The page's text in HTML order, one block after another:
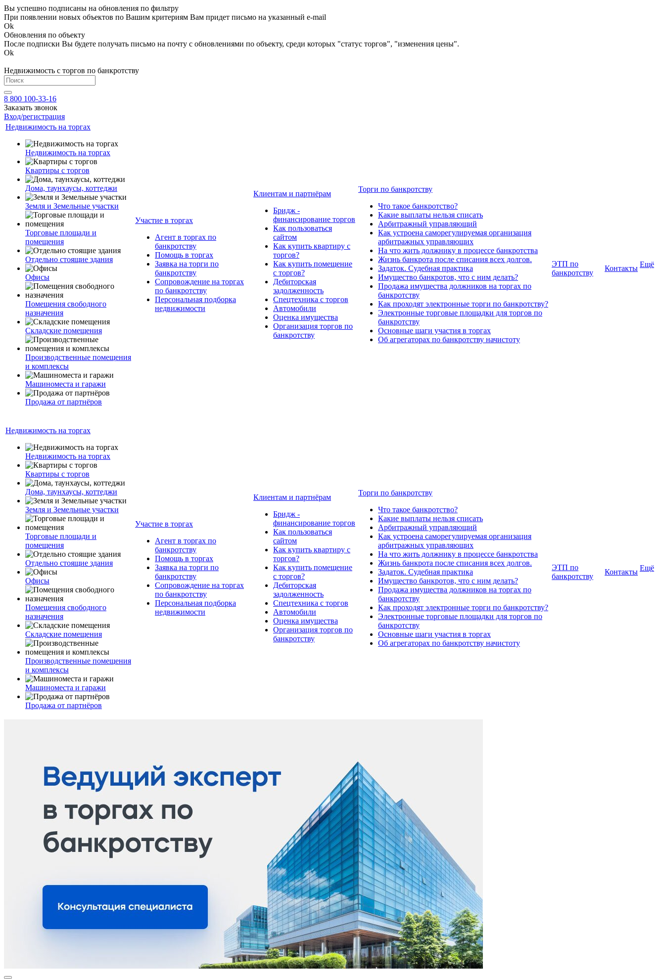
Вы успешно подписаны на обновления по фильтру
При появлении новых объектов по Вашим критериям Вам придет письмо на указанный e-mail
Ok
Обновления по объекту
После подписки Вы будете получать письмо на почту с обновлениями по объекту, среди которых "статус торгов", "изменения цены".
Ok
Недвижимость с торгов по банкротству
8 800 100-33-16
Заказать звонок
Вход/регистрация
Недвижимость на торгах
Недвижимость на торгах
Квартиры с торгов
Дома, таунхаусы, коттеджи
Земля и Земельные участки
Торговые площади и
помещения
Отдельно стоящие здания
Офисы
Помещения свободного
назначения
Складские помещения
Производственные помещения
и комплексы
Машиноместа и гаражи
Продажа от партнёров
Участие в торгах
Агент в торгах по
банкротству
Помощь в торгах
Заявка на торги по
банкротству
Сопровождение на торгах
по банкротству
Персональная подборка
недвижимости
Клиентам и партнёрам
Бридж -
финансирование торгов
Как пользоваться
сайтом
Как купить квартиру с
торгов?
Как купить помещение
с торгов?
Дебиторская
задолженность
Спецтехника с торгов
Автомобили
Оценка имущества
Организация торгов по
банкротству
Торги по банкротству
Что такое банкротство?
Какие выплаты нельзя списать
Арбитражный управляющий
Как устроена саморегулируемая организация
арбитражных управляющих
На что жить должнику в процессе банкротства
Жизнь банкрота после списания всех долгов.
Задаток. Судебная практика
Имущество банкротов, что с ним делать?
Продажа имущества должников на торгах по
банкротству
Как проходят электронные торги по банкротству?
Электронные торговые площадки для торгов по
банкротству
Основные шаги участия в торгах
Об агрегаторах по банкротству начистоту
ЭТП по
банкротству
Контакты Ещё
Недвижимость на торгах
Недвижимость на торгах
Квартиры с торгов
Дома, таунхаусы, коттеджи
Земля и Земельные участки
Торговые площади и
помещения
Отдельно стоящие здания
Офисы
Помещения свободного
назначения
Складские помещения
Производственные помещения
и комплексы
Машиноместа и гаражи
Продажа от партнёров
Участие в торгах
Агент в торгах по
банкротству
Помощь в торгах
Заявка на торги по
банкротству
Сопровождение на торгах
по банкротству
Персональная подборка
недвижимости
Клиентам и партнёрам
Бридж -
финансирование торгов
Как пользоваться
сайтом
Как купить квартиру с
торгов?
Как купить помещение
с торгов?
Дебиторская
задолженность
Спецтехника с торгов
Автомобили
Оценка имущества
Организация торгов по
банкротству
Торги по банкротству
Что такое банкротство?
Какие выплаты нельзя списать
Арбитражный управляющий
Как устроена саморегулируемая организация
арбитражных управляющих
На что жить должнику в процессе банкротства
Жизнь банкрота после списания всех долгов.
Задаток. Судебная практика
Имущество банкротов, что с ним делать?
Продажа имущества должников на торгах по
банкротству
Как проходят электронные торги по банкротству?
Электронные торговые площадки для торгов по
банкротству
Основные шаги участия в торгах
Об агрегаторах по банкротству начистоту
ЭТП по
банкротству
Контакты Ещё